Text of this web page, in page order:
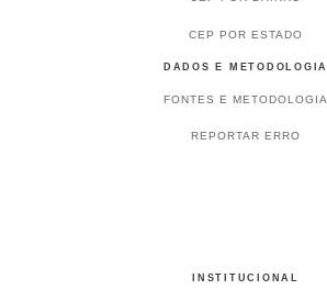
CEP POR ESTADO
DADOS E METODOLOGIA
FONTES E METODOLOGIA
REPORTAR ERRO
INSTITUCIONAL